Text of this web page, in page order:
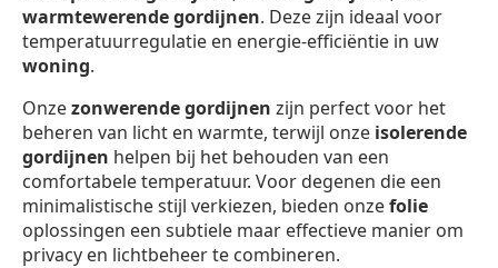
warmtewerende gordijnen. Deze zijn ideaal voor
temperatuurregulatie en energie-efficiëntie in uw
woning.
Onzezonwerende gordijnen zijn perfect voor het
beheren van licht en warmte, terwijl onze isolerende
gordijnen helpen bij het behouden van een
comfortabele temperatuur. Voor degenen die een
minimalistische stijl verkiezen, bieden onzefolie
oplossingen een subtiele maar effectieve manier om
privacy en lichtbeheer te combineren.